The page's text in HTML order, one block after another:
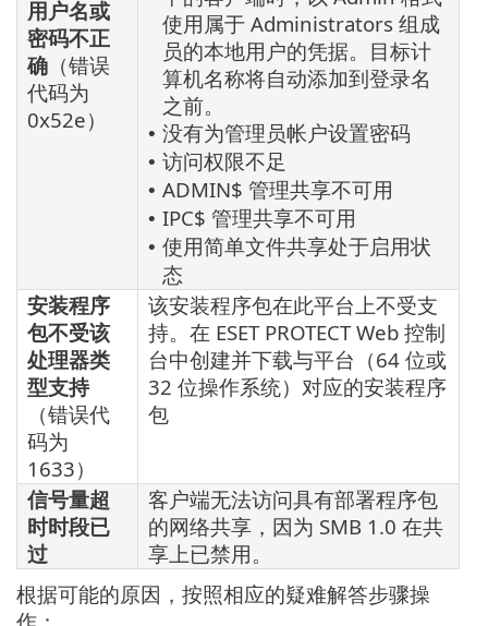
用户名或
密码不正
确 （错误
代码为
0x52e）
使用属于 Administrators 组成
员的本地用户的凭据。目标计
算机名称将自动添加到登录名
之前。
• 没有为管理员帐户设置密码
• 访问权限不足
• ADMIN$ 管理共享不可用
• IPC$ 管理共享不可用
• 使用简单文件共享处于启用状
态
安装程序
包不受该
处理器类
型支持
（错误代
码为
1633）
该安装程序包在此平台上不受支
持。在 ESET PROTECT Web 控制
台中创建并下载与平台（64 位或
32 位操作系统）对应的安装程序
包
信号量超
时时段已
过
客户端无法访问具有部署程序包
的网络共享，因为 SMB 1.0 在共
享上已禁用。
根据可能的原因，按照相应的疑难解答步骤操